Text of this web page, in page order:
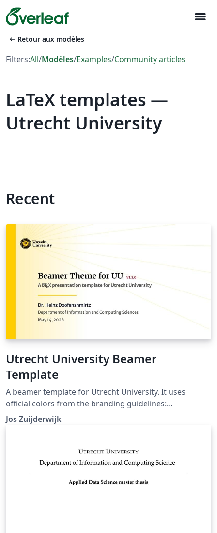
menu
arrow_left_alt Retour aux modèles
Filters:All/Modèles/Examples/Community articles
LaTeX templates —
Utrecht University
Recent
Utrecht University Beamer
Template
A beamer template for Utrecht University. It uses
official colors from the branding guidelines:
https://www.uu.nl/en/organisation/corporate-identity
Jos Zuijderwijk